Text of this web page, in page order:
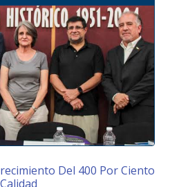
Del 400 Por Ciento